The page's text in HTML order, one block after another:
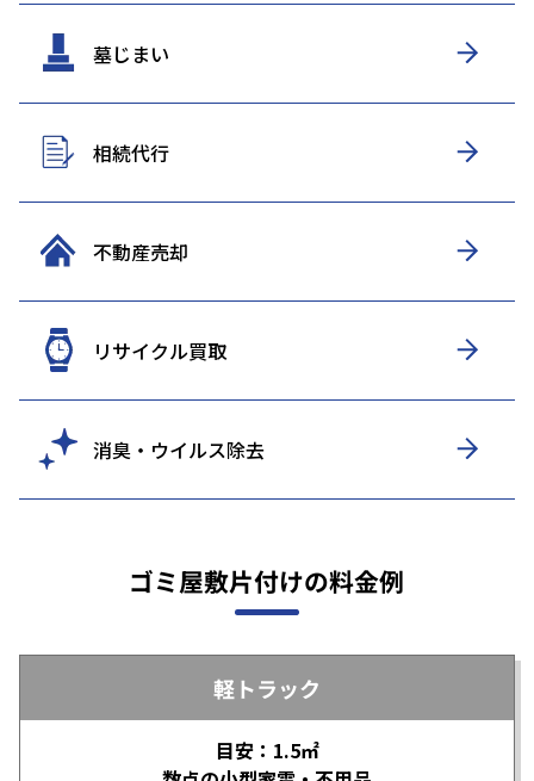
墓じまい
相続代行
不動産売却
リサイクル買取
消臭・ウイルス除去
ゴミ屋敷片付けの料金例
軽トラック
目安：1.5㎡